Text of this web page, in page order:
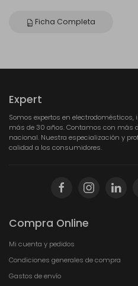
Ficha Completa
Expert
Somos expertos en
más de 30 años. Contamos con más
nacional. Nuestra especialización y
calidad a los consumidores.
Compra Online
Mi cuenta y pedidos
Condiciones generales de compra
Gastos de envío